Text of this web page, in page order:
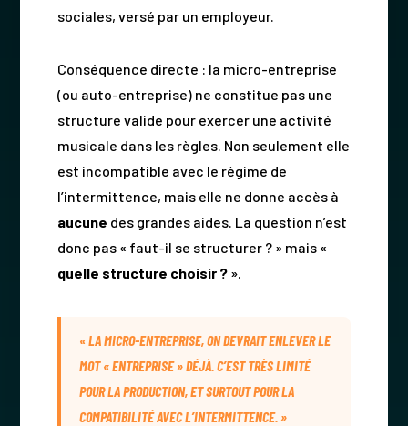
sociales, versé par un employeur.
Conséquence directe : la micro-entreprise
(ou auto-entreprise) ne constitue pas une
structure valide pour exercer une activité
musicale dans les règles. Non seulement elle
est incompatible avec le régime de
l’intermittence, mais elle ne donne accès à
aucune des grandes aides. La question n’est
donc pas « faut-il se structurer ? » mais «
quelle structure choisir ?».
« LA MICRO-ENTREPRISE, ON DEVRAIT ENLEVER LE
MOT « ENTREPRISE » DÉJÀ. C’EST TRÈS LIMITÉ
POUR LA PRODUCTION, ET SURTOUT POUR LA
COMPATIBILITÉ AVEC L’INTERMITTENCE. »